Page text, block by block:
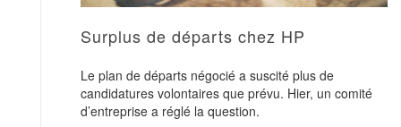
Surplus de départs chez HP
Le plan de départs négocié a suscité plus de
candidatures volontaires que prévu. Hier, un comité
d’entreprise a réglé la question.